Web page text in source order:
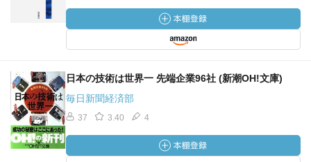
日本の技術は世界一 先端企業96社 (新潮OH!文庫)
毎日新聞経済部
37 3.40 4